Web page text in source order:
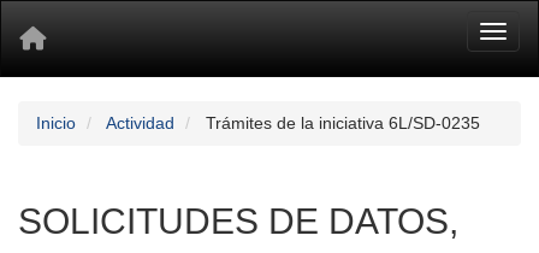
Inicio Actividad Trámites de la iniciativa 6L/SD-0235
SOLICITUDES DE DATOS,